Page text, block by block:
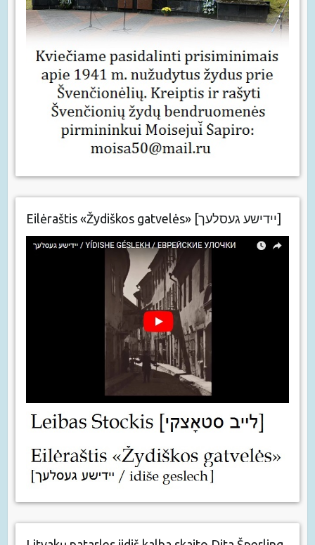
Eilėraštis «Žydiškos gatvelės» [יידישע געסלעך]